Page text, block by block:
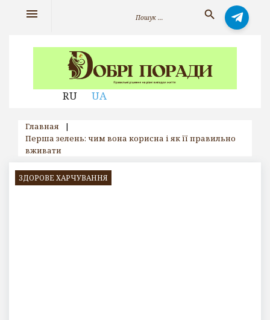
RU UA
search
menu
Главная
|
Перша зелень: чим вона корисна і як її правильно
вживати
ЗДОРОВЕ ХАРЧУВАННЯ